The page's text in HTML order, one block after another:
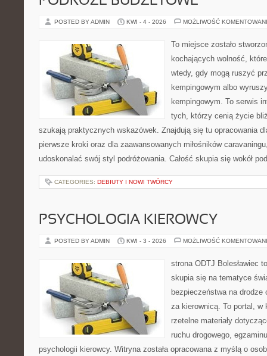
POSTED BY ADMIN KWI - 4 - 2026 MOŻLIWOŚĆ
To miejsce zostało
kochających wolność,
wtedy, gdy mogą ruszyć
kempingowym albo
kempingowym. To serwis
tych, którzy cenią życie
szukają praktycznych wskazówek. Znajdują się tu opracowania
pierwsze kroki oraz dla zaawansowanych miłośników
udoskonalać swój styl podróżowania. Całość skupia się wokół
CATEGORIES: DEBIUTY I NOWI TWÓRCY
PSYCHOLOGIA KIEROWCY
POSTED BY ADMIN KWI - 3 - 2026 MOŻLIWOŚĆ
strona ODTJ Bolesławiec
skupia się na tematyce
bezpieczeństwa na
za kierownicą. To portal,
rzetelne materiały
ruchu drogowego,
psychologii kierowcy. Witryna została opracowana z myślą o